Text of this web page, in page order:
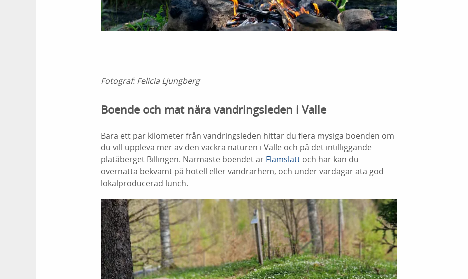
Fotograf:Felicia Ljungberg
Boende och mat nära vandringsleden i Valle
Bara ett par kilometer från vandringsleden hittar du flera mysiga boenden om
du vill uppleva mer av den vackra naturen i Valle och på det intilliggande
platåberget Billingen. Närmaste boendet är Flämslätt och här kan du
övernatta bekvämt på hotell eller vandrarhem, och under vardagar äta god
lokalproducerad lunch.